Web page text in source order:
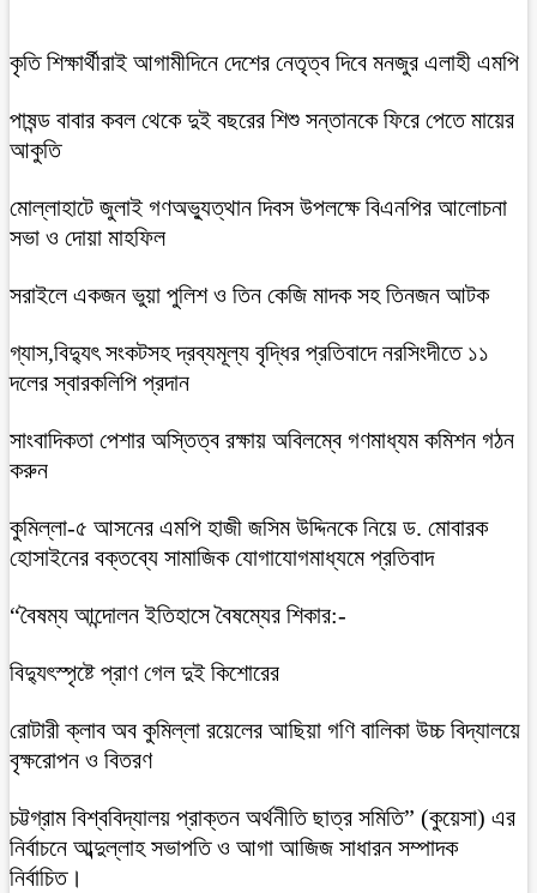
কৃতি শিক্ষার্থীরাই আগামীদিনে দেশের নেতৃত্ব দিবে মনজুর এলাহী এমপি
পাষন্ড বাবার কবল থেকে দুই বছরের শিশু সন্তানকে ফিরে পেতে মায়ের
আকুতি
মোল্লাহাটে জুলাই গণঅভ্যুত্থান দিবস উপলক্ষে বিএনপির আলোচনা
সভা ও দোয়া মাহফিল
সরাইলে একজন ভুয়া পুলিশ ও তিন কেজি মাদক সহ তিনজন আটক
গ্যাস,বিদ্যুৎ সংকটসহ দ্রব্যমূল্য বৃদ্ধির প্রতিবাদে নরসিংদীতে ১১
দলের স্বারকলিপি প্রদান
সাংবাদিকতা পেশার অস্তিত্ব রক্ষায় অবিলম্বে গণমাধ্যম কমিশন গঠন
করুন
কুমিল্লা-৫ আসনের এমপি হাজী জসিম উদ্দিনকে নিয়ে ড. মোবারক
হোসাইনের বক্তব্যে সামাজিক যোগাযোগমাধ্যমে প্রতিবাদ
“বৈষম্য আন্দোলন ইতিহাসে বৈষম্যের শিকার:-
বিদ্যুৎস্পৃষ্টে প্রাণ গেল দুই কিশোরের
রোটারী ক্লাব অব কুমিল্লা রয়েলের আছিয়া গণি বালিকা উচ্চ বিদ্যালয়ে
বৃক্ষরোপন ও বিতরণ
চট্টগ্রাম বিশ্ববিদ্যালয় প্রাক্তন অর্থনীতি ছাত্র সমিতি” (কুয়েসা) এর
নির্বাচনে আব্দুল্লাহ সভাপতি ও আগা আজিজ সাধারন সম্পাদক
নির্বাচিত।